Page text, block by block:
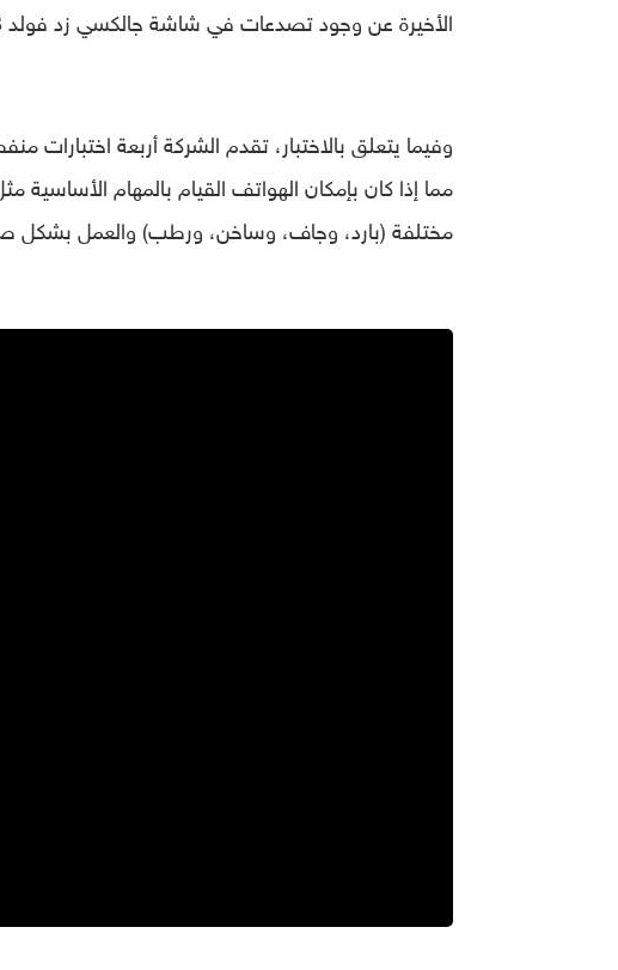
الأخيرة عن وجود تصدعات في شاشة جالكسي زد فولد 3.
وفيما يتعلق بالاختبار، تقدم الشركة أربعة اختبارات
مما إذا كان بإمكان الهواتف القيام بالمهام
مختلفة (بارد، وجاف، وساخن، ورطب) والعمل بشكل